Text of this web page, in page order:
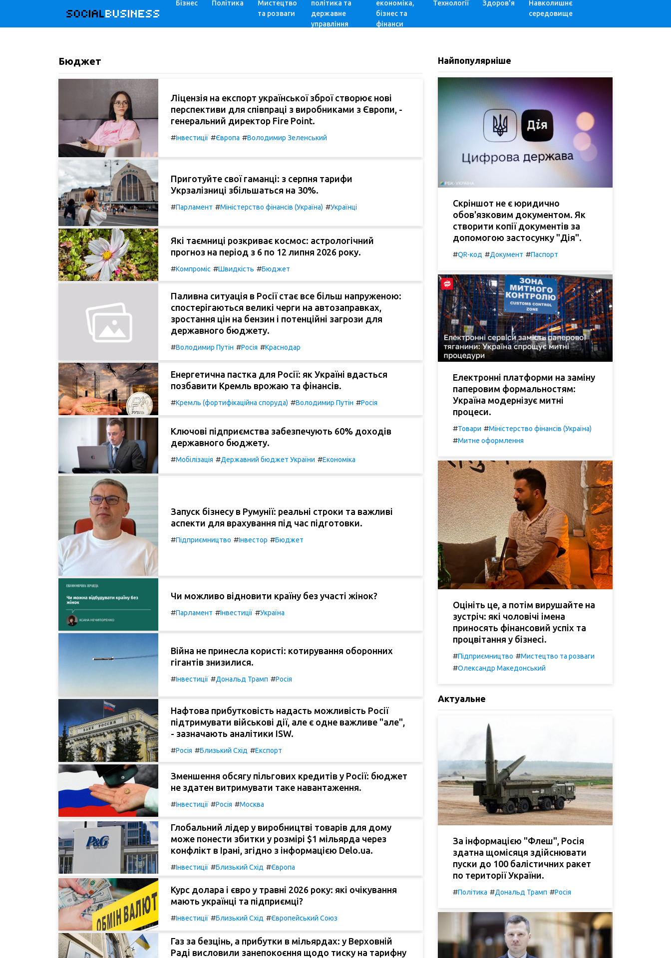
SOCIALBUSINESS
Бізнес Політика
Мистецтво
та розваги
політика та
державне
управління
економіка,
бізнес та
фінанси
Технології Здоров'я
Навколишнє
середовище
Бюджет
Ліцензія на експорт української зброї створює нові
перспективи для співпраці з виробниками з Європи, -
генеральний директор Fire Point.
#Інвестиції #Європа #Володимир Зеленський
Приготуйте свої гаманці: з серпня тарифи
Укрзалізниці збільшаться на 30%.
#Парламент #Міністерство фінансів (Україна) #Українці
Які таємниці розкриває космос: астрологічний
прогноз на період з 6 по 12 липня 2026 року.
#Компроміс #Швидкість #Бюджет
Паливна ситуація в Росії стає все більш напруженою:
спостерігаються великі черги на автозаправках,
зростання цін на бензин і потенційні загрози для
державного бюджету.
#Володимир Путін #Росія #Краснодар
Енергетична пастка для Росії: як Україні вдасться
позбавити Кремль врожаю та фінансів.
#Кремль (фортифікаційна споруда) #Володимир Путін #Росія
Ключові підприємства забезпечують 60% доходів
державного бюджету.
#Мобілізація #Державний бюджет України #Економіка
Запуск бізнесу в Румунії: реальні строки та важливі
аспекти для врахування під час підготовки.
#Підприємництво #Інвестор #Бюджет
Чи можливо відновити країну без участі жінок?
#Парламент #Інвестиції #Україна
Війна не принесла користі: котирування оборонних
гігантів знизилися.
#Інвестиції #Дональд Трамп #Росія
Нафтова прибутковість надасть можливість Росії
підтримувати військові дії, але є одне важливе "але",
- зазначають аналітики ISW.
#Росія #Близький Схід #Експорт
Зменшення обсягу пільгових кредитів у Росії: бюджет
не здатен витримувати таке навантаження.
#Інвестиції #Росія #Москва
Глобальний лідер у виробництві товарів для дому
може понести збитки у розмірі $1 мільярда через
конфлікт в Ірані, згідно з інформацією Delo.ua.
#Інвестиції #Близький Схід #Європа
Курс долара і євро у травні 2026 року: які очікування
мають українці та підприємці?
#Інвестиції #Близький Схід #Європейський Союз
Газ за безцінь, а прибутки в мільярдах: у Верховній
Раді висловили занепокоєння щодо тиску на тарифну
Найпопулярніше
Скріншот не є юридично
обов'язковим документом. Як
створити копії документів за
допомогою застосунку "Дія".
#QR-код #Документ #Паспорт
Електронні платформи на заміну
паперовим формальностям:
Україна модернізує митні
процеси.
#Товари #Міністерство фінансів (Україна)
#Митне оформлення
Оцініть це, а потім вирушайте на
зустріч: які чоловічі імена
приносять фінансовий успіх та
процвітання у бізнесі.
#Підприємництво #Мистецтво та розваги
#Олександр Македонський
Актуальне
За інформацією "Флеш", Росія
здатна щомісяця здійснювати
пуски до 100 балістичних ракет
по території України.
#Політика #Дональд Трамп #Росія